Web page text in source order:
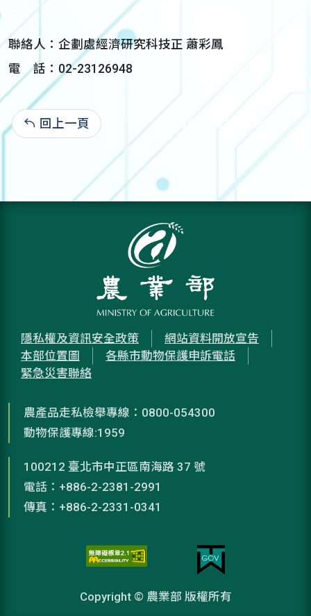
聯絡人：企劃處經濟研究科技正 蕭彩鳳
電 話：02-23126948
回上一頁 94-06-21:5,226
隱私權及資訊安全政策
網站資料開放宣告
本部位置圖
各縣市動物保護申訴電話
緊急災害聯絡
農產品走私檢舉專線：0800-054300
動物保護專線:1959
100212 臺北市中正區南海路 37 號
電話：+886-2-2381-2991
傳真：+886-2-2331-0341
Copyright © 農業部 版權所有